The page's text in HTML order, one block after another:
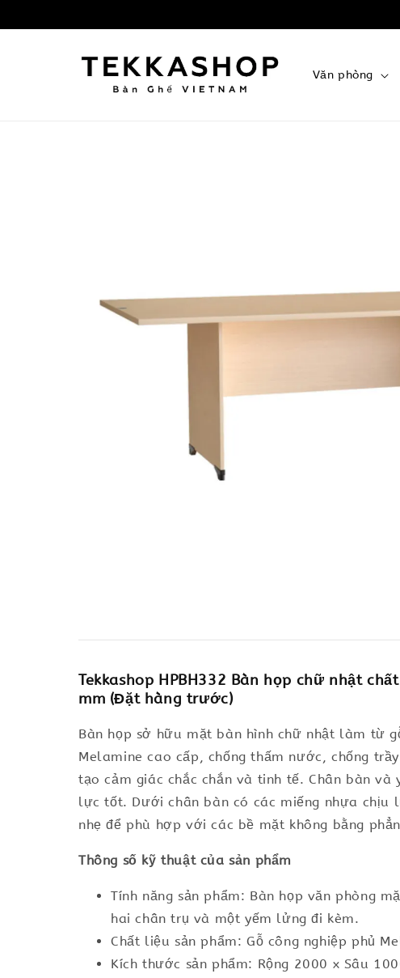
Văn phòng
Tekkashop HPBH332 Bàn họp chữ nhật
mm (Đặt hàng trước)
Bàn họp sở hữu mặt bàn hình chữ nhật làm từ
Melamine cao cấp, chống thấm nước, chống
tạo cảm giác chắc chắn và tinh tế. Chân bàn
lực tốt. Dưới chân bàn có các miếng nhựa chịu
nhẹ để phù hợp với các bề mặt không bằng
Thông số kỹ thuật của sản phẩm
Tính năng sản phẩm: Bàn họp văn phòng
hai chân trụ và một yếm lửng đi kèm.
Chất liệu sản phẩm: Gỗ công nghiệp phủ
Kích thước sản phẩm: Rộng 2000 x Sâu